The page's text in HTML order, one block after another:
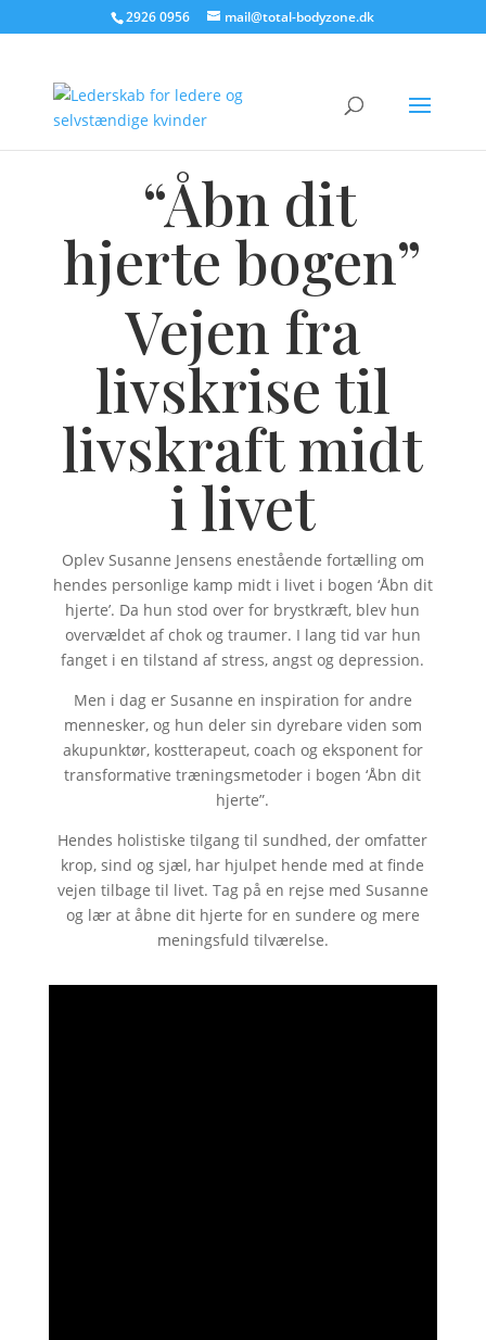
2926 0956 mail@total-bodyzone.dk
“Åbn dit
hjerte bogen”
Vejen fra
livskrise til
livskraft midt
i livet
Oplev Susanne Jensens enestående fortælling om
hendes personlige kamp midt i livet i bogen ‘Åbn dit
hjerte’. Da hun stod over for brystkræft, blev hun
overvældet af chok og traumer. I lang tid var hun
fanget i en tilstand af stress, angst og depression.
Men i dag er Susanne en inspiration for andre
mennesker, og hun deler sin dyrebare viden som
akupunktør, kostterapeut, coach og eksponent for
transformative træningsmetoder i bogen ‘Åbn dit
hjerte”.
Hendes holistiske tilgang til sundhed, der omfatter
krop, sind og sjæl, har hjulpet hende med at finde
vejen tilbage til livet. Tag på en rejse med Susanne
og lær at åbne dit hjerte for en sundere og mere
meningsfuld tilværelse.